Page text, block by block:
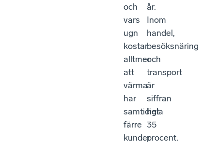
och
vars
ugn
kostar
alltmer
att
värma
har
samtidigt
färre
kunder
år.
Inom
handel,
besöksnäring
och
transport
är
siffran
hela
35
procent.